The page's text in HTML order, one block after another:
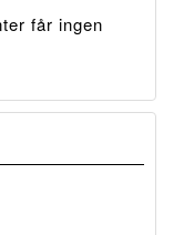
får ingen